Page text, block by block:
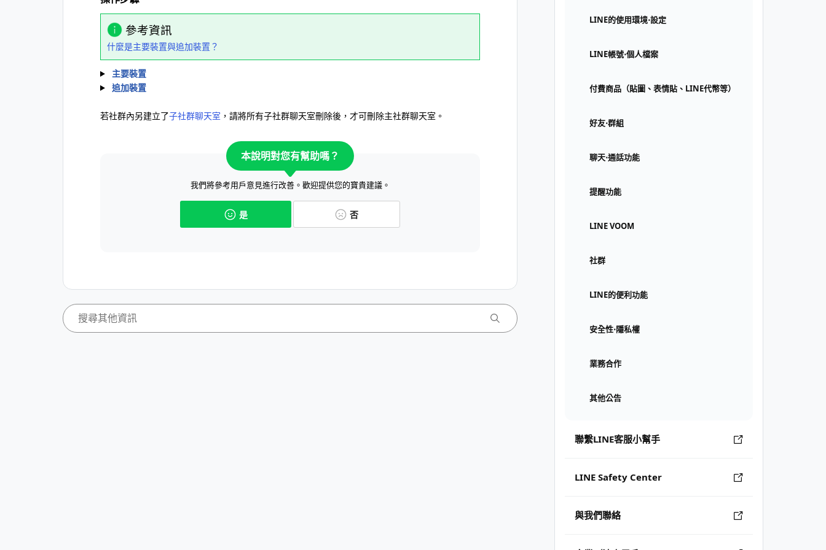
LINE的使用環境⋅設定
LINE帳號⋅個人檔案
付費商品（貼圖、表情貼、LINE代幣等）
好友⋅群組
聊天⋅通話功能
提醒功能
LINE VOOM
社群
LINE的便利功能
安全性⋅隱私權
業務合作
其他公告
聯繫LINE客服小幫手
LINE Safety Center
與我們聯絡
參考資訊
什麼是主要裝置與追加裝置？
主要裝置
追加裝置
若社群內另建立了子社群聊天室 ，請將所有子社群聊天室刪除後，才可刪除主社群聊天室。
本說明對您有幫助嗎？
我們將參考用戶意見進行改善。歡迎提供您的寶貴建議。
是 否